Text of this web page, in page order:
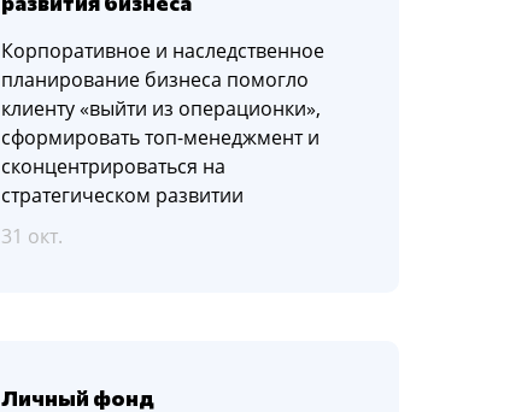
Корпоративное и наследственное
планирование бизнеса помогло
клиенту «выйти из операционки»,
сформировать топ-менеджмент и
сконцентрироваться на
стратегическом развитии
31 окт.
Личный фонд